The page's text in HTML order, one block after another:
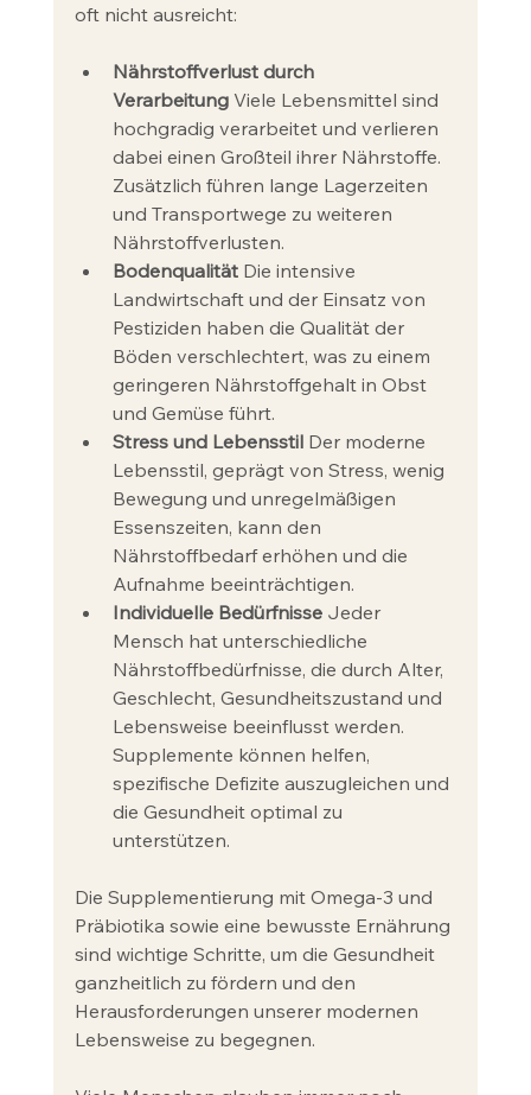
oft nicht ausreicht:
Nährstoffverlust durch
Verarbeitung Viele Lebensmittel sind
hochgradig verarbeitet und verlieren
dabei einen Großteil ihrer Nährstoffe.
Zusätzlich führen lange Lagerzeiten
und Transportwege zu weiteren
Nährstoffverlusten.
Bodenqualität Die intensive
Landwirtschaft und der Einsatz von
Pestiziden haben die Qualität der
Böden verschlechtert, was zu einem
geringeren Nährstoffgehalt in Obst
und Gemüse führt.
Stress und Lebensstil Der moderne
Lebensstil, geprägt von Stress, wenig
Bewegung und unregelmäßigen
Essenszeiten, kann den
Nährstoffbedarf erhöhen und die
Aufnahme beeinträchtigen.
Individuelle Bedürfnisse Jeder
Mensch hat unterschiedliche
Nährstoffbedürfnisse, die durch Alter,
Geschlecht, Gesundheitszustand und
Lebensweise beeinflusst werden.
Supplemente können helfen,
spezifische Defizite auszugleichen und
die Gesundheit optimal zu
unterstützen.
Die Supplementierung mit Omega-3 und
Präbiotika sowie eine bewusste Ernährung
sind wichtige Schritte, um die Gesundheit
ganzheitlich zu fördern und den
Herausforderungen unserer modernen
Lebensweise zu begegnen.